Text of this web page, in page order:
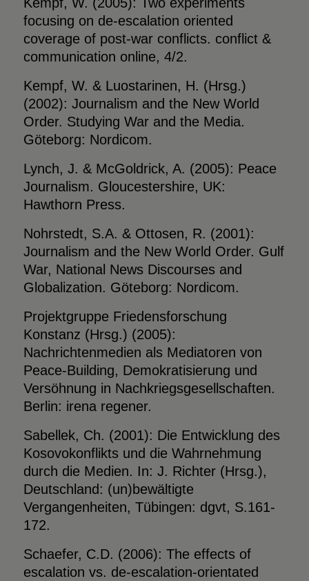
focusing on de-escalation oriented
coverage of post-war conflicts. conflict &
communication online, 4/2.
Kempf, W. & Luostarinen, H. (Hrsg.)
(2002): Journalism and the New World
Order. Studying War and the Media.
Göteborg: Nordicom.
Lynch, J. & McGoldrick, A. (2005): Peace
Journalism. Gloucestershire, UK:
Hawthorn Press.
Nohrstedt, S.A. & Ottosen, R. (2001):
Journalism and the New World Order. Gulf
War, National News Discourses and
Globalization. Göteborg: Nordicom.
Projektgruppe Friedensforschung
Konstanz (Hrsg.) (2005):
Nachrichtenmedien als Mediatoren von
Peace-Building, Demokratisierung und
Versöhnung in Nachkriegsgesellschaften.
Berlin: irena regener.
Sabellek, Ch. (2001): Die Entwicklung des
Kosovokonflikts und die Wahrnehmung
durch die Medien. In: J. Richter (Hrsg.),
Deutschland: (un)bewältigte
Vergangenheiten, Tübingen: dgvt, S.161-
172.
Schaefer, C.D. (2006): The effects of
escalation vs. de-escalation-orientated